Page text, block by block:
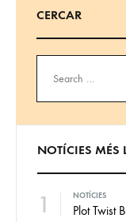
CERCAR
NOTÍCIES MÉS
1 NOTÍCIES
Plot Twist